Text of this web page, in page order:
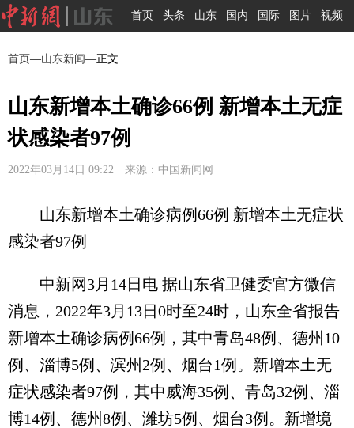
首页 头条 山东 国内 国际 图片 视频
首页—山东新闻—正文
山东新增本土确诊66例 新增本土无症
状感染者97例
2022年03月14日 09:22 来源：中国新闻网
山东新增本土确诊病例66例 新增本土无症状
感染者97例
中新网3月14日电 据山东省卫健委官方微信
消息，2022年3月13日0时至24时，山东全省报告
新增本土确诊病例66例，其中青岛48例、德州10
例、淄博5例、滨州2例、烟台1例。新增本土无
症状感染者97例，其中威海35例、青岛32例、淄
博14例、德州8例、潍坊5例、烟台3例。新增境